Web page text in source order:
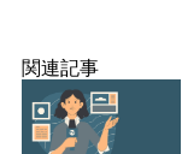
関連記事